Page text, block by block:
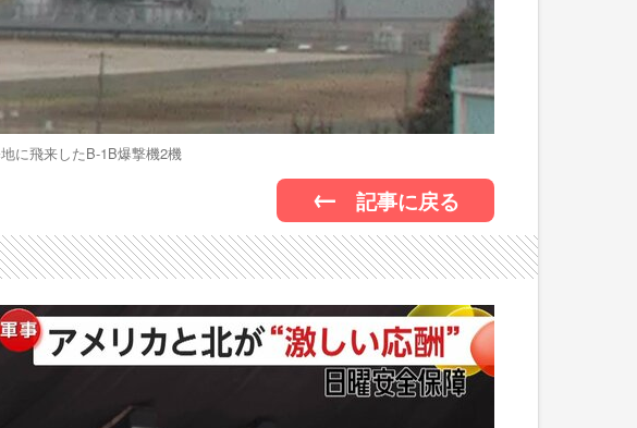
に飛来したB-1B爆撃機2機
記事に戻る